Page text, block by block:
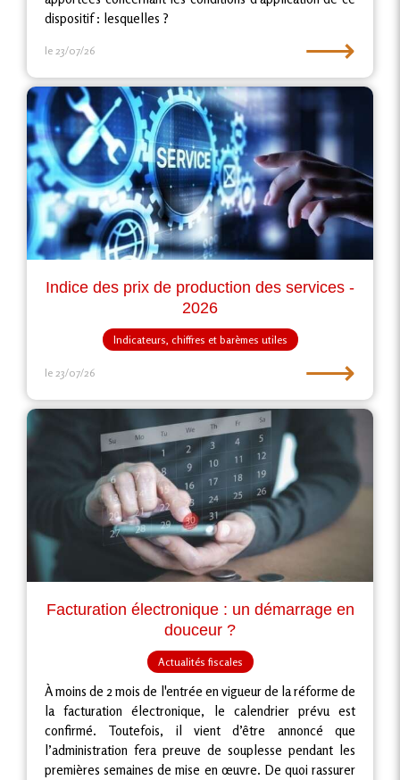
dispositif : lesquelles ?
le 23/07/26 ⟶
Indice des prix de production des services -
2026
Indicateurs, chiffres et barèmes utiles
le 23/07/26 ⟶
Facturation électronique : un démarrage en
douceur ?
Actualités fiscales
À moins de 2 mois de l'entrée en vigueur de la réforme de
la facturation électronique, le calendrier prévu est
confirmé. Toutefois, il vient d’être annoncé que
l’administration fera preuve de souplesse pendant les
premières semaines de mise en œuvre. De quoi rassurer